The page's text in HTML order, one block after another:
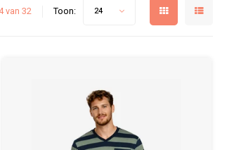
van 32 Toon: 24